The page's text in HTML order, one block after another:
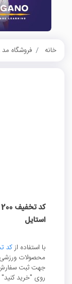
خانه فروشگاه
استایل
با استفاده ازکد
جهت ثبت
روی "خرید